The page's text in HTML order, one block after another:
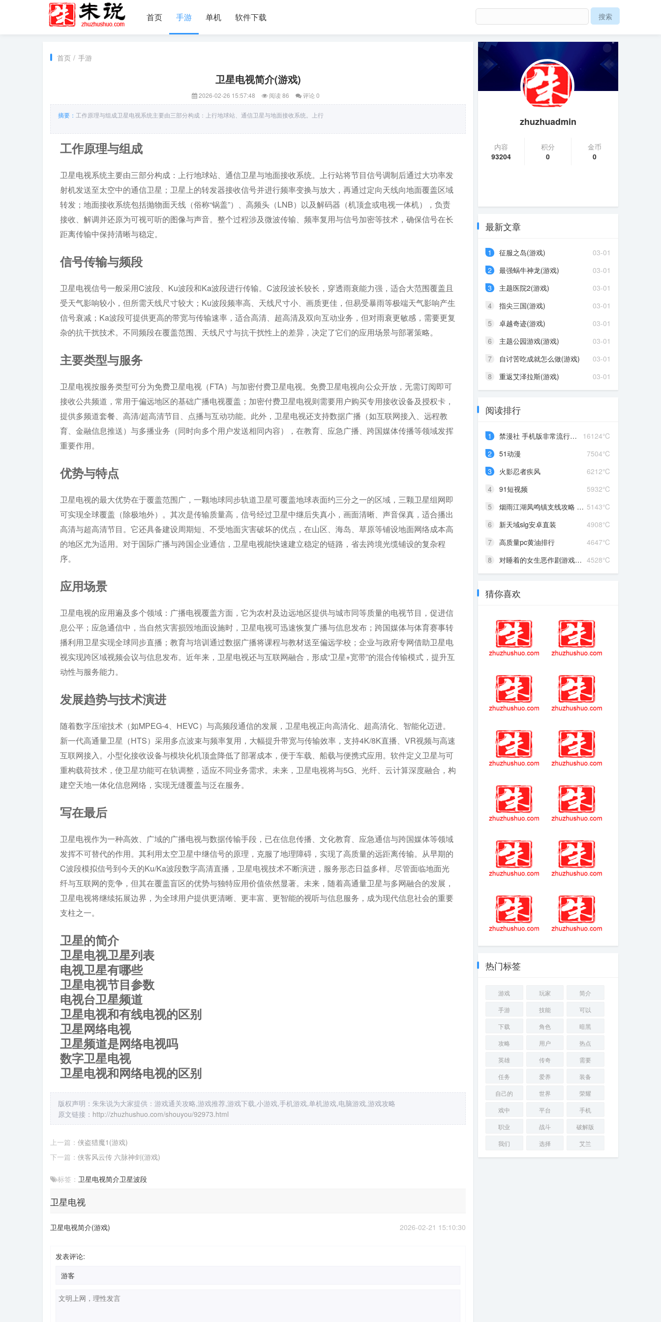
首页 手游 单机 软件下载
首页 / 手游
卫星电视简介(游戏)
2026-02-26 15:57:48 阅读 86 评论 0
摘要： 工作原理与组成卫星电视系统主要由三部分构成：上行地球站、通信卫星与地面接收系统。上行
工作原理与组成
卫星电视系统主要由三部分构成：上行地球站、通信卫星与地面接收系统。上行站将节目信号调制后通过大功率发
射机发送至太空中的通信卫星；卫星上的转发器接收信号并进行频率变换与放大，再通过定向天线向地面覆盖区域
转发；地面接收系统包括抛物面天线（俗称“锅盖”）、高频头（LNB）以及解码器（机顶盒或电视一体机），负责
接收、解调并还原为可视可听的图像与声音。整个过程涉及微波传输、频率复用与信号加密等技术，确保信号在长
距离传输中保持清晰与稳定。
信号传输与频段
卫星电视信号一般采用C波段、Ku波段和Ka波段进行传输。C波段波长较长，穿透雨衰能力强，适合大范围覆盖且
受天气影响较小，但所需天线尺寸较大；Ku波段频率高、天线尺寸小、画质更佳，但易受暴雨等极端天气影响产生
信号衰减；Ka波段可提供更高的带宽与传输速率，适合高清、超高清及双向互动业务，但对雨衰更敏感，需要更复
杂的抗干扰技术。不同频段在覆盖范围、天线尺寸与抗干扰性上的差异，决定了它们的应用场景与部署策略。
主要类型与服务
卫星电视按服务类型可分为免费卫星电视（FTA）与加密付费卫星电视。免费卫星电视向公众开放，无需订阅即可
接收公共频道，常用于偏远地区的基础广播电视覆盖；加密付费卫星电视则需要用户购买专用接收设备及授权卡，
提供多频道套餐、高清/超高清节目、点播与互动功能。此外，卫星电视还支持数据广播（如互联网接入、远程教
育、金融信息推送）与多播业务（同时向多个用户发送相同内容），在教育、应急广播、跨国媒体传播等领域发挥
重要作用。
优势与特点
卫星电视的最大优势在于覆盖范围广，一颗地球同步轨道卫星可覆盖地球表面约三分之一的区域，三颗卫星组网即
可实现全球覆盖（除极地外）。其次是传输质量高，信号经过卫星中继后失真小，画面清晰、声音保真，适合播出
高清与超高清节目。它还具备建设周期短、不受地面灾害破坏的优点，在山区、海岛、草原等铺设地面网络成本高
的地区尤为适用。对于国际广播与跨国企业通信，卫星电视能快速建立稳定的链路，省去跨境光缆铺设的复杂程
序。
应用场景
卫星电视的应用遍及多个领域：广播电视覆盖方面，它为农村及边远地区提供与城市同等质量的电视节目，促进信
息公平；应急通信中，当自然灾害损毁地面设施时，卫星电视可迅速恢复广播与信息发布；跨国媒体与体育赛事转
播利用卫星实现全球同步直播；教育与培训通过数据广播将课程与教材送至偏远学校；企业与政府专网借助卫星电
视实现跨区域视频会议与信息发布。近年来，卫星电视还与互联网融合，形成“卫星+宽带”的混合传输模式，提升互
动性与服务能力。
发展趋势与技术演进
随着数字压缩技术（如MPEG-4、HEVC）与高频段通信的发展，卫星电视正向高清化、超高清化、智能化迈进。
新一代高通量卫星（HTS）采用多点波束与频率复用，大幅提升带宽与传输效率，支持4K/8K直播、VR视频与高速
互联网接入。小型化接收设备与模块化机顶盒降低了部署成本，便于车载、船载与便携式应用。软件定义卫星与可
重构载荷技术，使卫星功能可在轨调整，适应不同业务需求。未来，卫星电视将与5G、光纤、云计算深度融合，构
建空天地一体化信息网络，实现无缝覆盖与泛在服务。
写在最后
卫星电视作为一种高效、广域的广播电视与数据传输手段，已在信息传播、文化教育、应急通信与跨国媒体等领域
发挥不可替代的作用。其利用太空卫星中继信号的原理，克服了地理障碍，实现了高质量的远距离传输。从早期的
C波段模拟信号到今天的Ku/Ka波段数字高清直播，卫星电视技术不断演进，服务形态日益多样。尽管面临地面光
纤与互联网的竞争，但其在覆盖盲区的优势与独特应用价值依然显著。未来，随着高通量卫星与多网融合的发展，
卫星电视将继续拓展边界，为全球用户提供更清晰、更丰富、更智能的视听与信息服务，成为现代信息社会的重要
支柱之一。
卫星的简介
卫星电视卫星列表
电视卫星有哪些
卫星电视节目参数
电视台卫星频道
卫星电视和有线电视的区别
卫星网络电视
卫星频道是网络电视吗
数字卫星电视
卫星电视和网络电视的区别
版权声明：朱朱说为大家提供：游戏通关攻略,游戏推荐,游戏下载,小游戏,手机游戏,单机游戏,电脑游戏,游戏攻略
原文链接： http://zhuzhushuo.com/shouyou/92973.html
上一篇： 侠盗猎魔1(游戏)
下一篇： 侠客风云传 六脉神剑(游戏)
标签： 卫星电视简介卫星波段
卫星电视
2026-02-21 15:10:30
卫星电视简介(游戏)
发表评论:
zhuzhuadmin
内容
93204
积分
0
金币
0
最新文章
03-01
1
征服之岛(游戏)
03-01
2
最强蜗牛神龙(游戏)
03-01
3
主题医院2(游戏)
03-01
4
指尖三国(游戏)
03-01
5
卓越奇迹(游戏)
03-01
6
主题公园游戏(游戏)
03-01
7
自讨苦吃成就怎么做(游戏)
03-01
8 重返艾泽拉斯(游戏)
阅读排行
16124℃
1
禁漫社 手机版非常流行的漫...
7504℃
2
51动漫
6212℃
3
火影忍者疾风
5932℃
4
91短视频
5143℃
5
烟雨江湖凤鸣镇支线攻略 凤...
4908℃
6
新天域slg安卓直装
4647℃
7
高质量pc黄油排行
4528℃
8 对睡着的女生恶作剧游戏攻...
猜你喜欢
职业
官网首页简介
简介-安卓壁纸
app官方版简介
v5.15.20 安卓最
新版
《哪吒2》票房破
30亿！河南一影
院10分钟一场 一
天排了88场
点)-17999元起 华
为发布最新款三
折叠手机
车穿越亚欧
类手游
热门标签
游戏 玩家
简介
手游
技能
可以
下载
角色
暗黑
攻略
用户
热点
英雄
传奇
需要
任务
爱养
装备
自己的
世界
荣耀
戏中
平台
手机
职业
战斗
破解版
我们
选择 艾兰